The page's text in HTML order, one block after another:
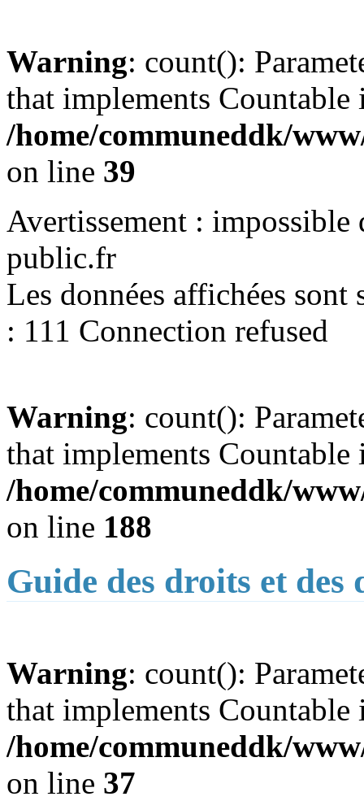
Warning: count():
that implements Countable
/home/communeddk/
on line 39
Avertissement : impossible
public.fr
Les données affichées sont
: 111 Connection refused
Warning: count():
that implements Countable
/home/communeddk/
on line 188
Guide des droits et
Warning: count():
that implements Countable
/home/communeddk/
on line 37